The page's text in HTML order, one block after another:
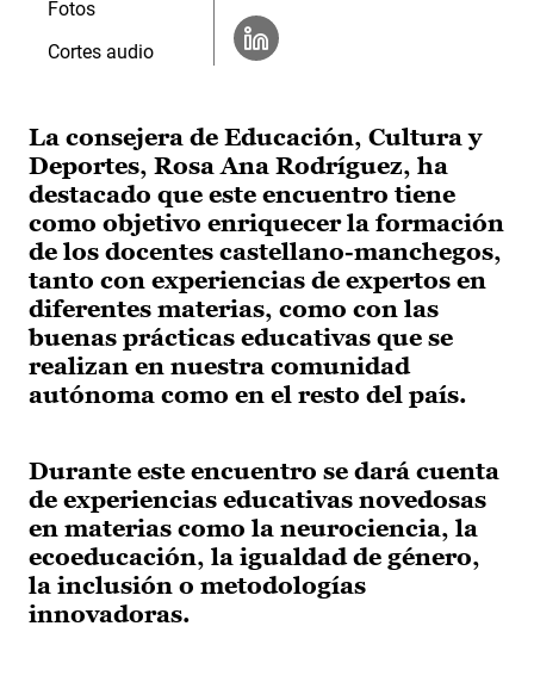
La consejera de Educación, Cultura y
Deportes, Rosa Ana Rodríguez, ha
destacado que este encuentro tiene
como objetivo enriquecer la formación
de los docentes castellano-manchegos,
tanto con experiencias de expertos en
diferentes materias, como con las
buenas prácticas educativas que se
realizan en nuestra comunidad
autónoma como en el resto del país.
Durante este encuentro se dará cuenta
de experiencias educativas novedosas
en materias como la neurociencia, la
ecoeducación, la igualdad de género,
la inclusión o metodologías
innovadoras.
Fotos
Cortes audio